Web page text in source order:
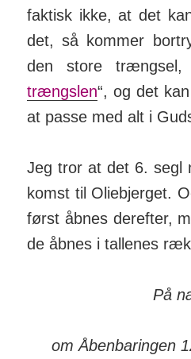
faktisk ikke, at det
det, så kommer
den store
trængslen“, og det
at passe med alt i
Jeg tror at det 6.
komst til Olie­bjerget.
først åbnes der­efter,
de åbnes i tal­lenes
På
om Åbenbaringen